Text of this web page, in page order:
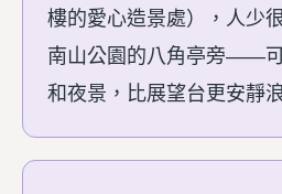
樓的愛心造景處），人少
南山公園的八角亭旁——
和夜景，比展望台更安靜